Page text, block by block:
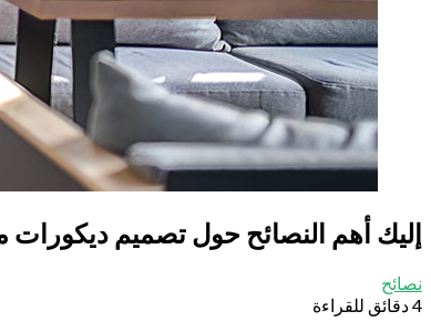
إليك أهم النصائح حول تصميم
نصائح
4 دقائق للقراءة